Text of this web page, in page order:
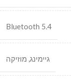
Bluetooth 5.4
גיימינג מוזיקה